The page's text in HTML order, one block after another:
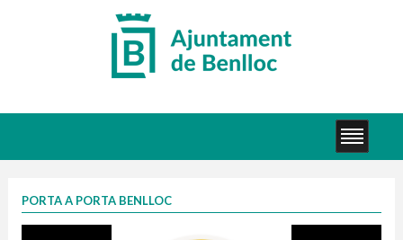
PORTA A PORTA BENLLOC